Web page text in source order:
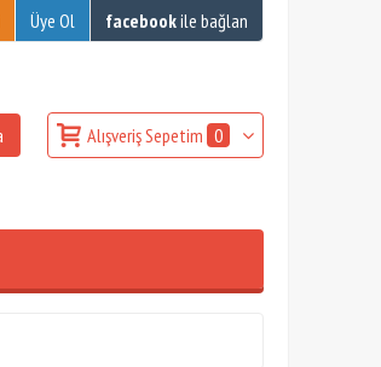
Üye Ol facebookile bağlan
Alışveriş Sepetim 0